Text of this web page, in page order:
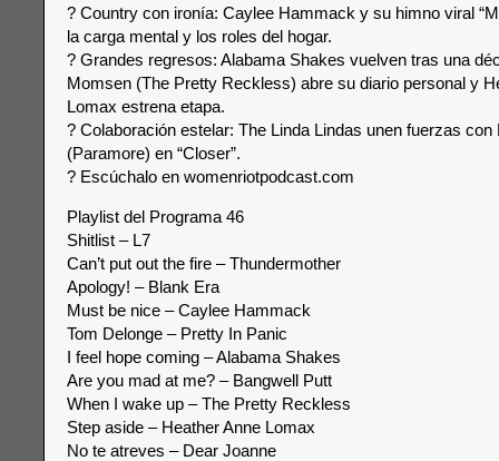
? Country con ironía: Caylee Hammack y su himno viral
la carga mental y los roles del hogar.
? Grandes regresos: Alabama Shakes vuelven tras una
Momsen (The Pretty Reckless) abre su diario personal y
Lomax estrena etapa.
? Colaboración estelar: The Linda Lindas unen fuerzas
(Paramore) en “Closer”.
? Escúchalo en womenriotpodcast.com
Playlist del Programa 46
Shitlist – L7
Can’t put out the fire – Thundermother
Apology! – Blank Era
Must be nice – Caylee Hammack
Tom Delonge – Pretty In Panic
I feel hope coming – Alabama Shakes
Are you mad at me? – Bangwell Putt
When I wake up – The Pretty Reckless
Step aside – Heather Anne Lomax
No te atreves – Dear Joanne